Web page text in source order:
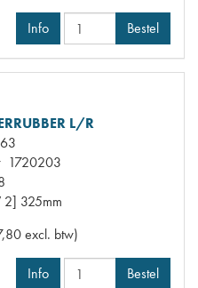
Info Bestel
L/R
1720203
2] 325mm
excl. btw)
Info Bestel